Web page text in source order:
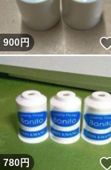
900円
780円